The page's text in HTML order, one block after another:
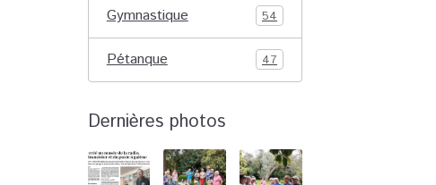
Gymnastique 54
Pétanque 47
Dernières photos